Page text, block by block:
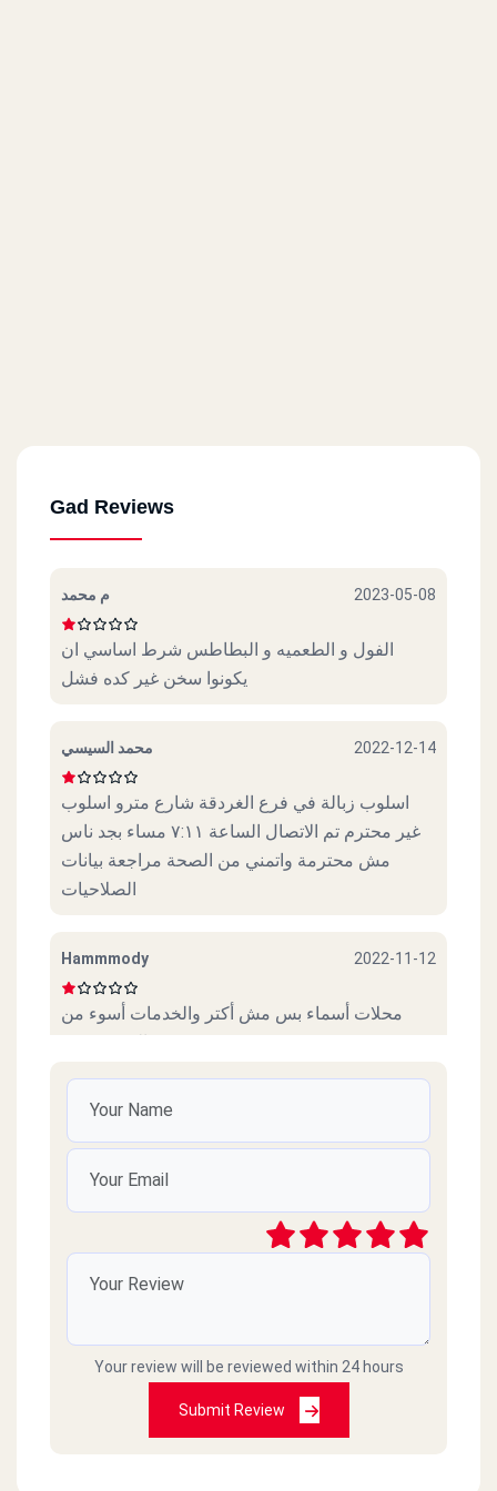
Gad Reviews
م محمد 2023-05-08
الفول و الطعميه و البطاطس شرط اساسي ان
يكونوا سخن غير كده فشل
محمد السيسي 2022-12-14
اسلوب زبالة في فرع الغردقة شارع مترو اسلوب
غير محترم تم الاتصال الساعة ٧:١١ مساء بجد ناس
مش محترمة واتمني من الصحة مراجعة بيانات
الصلاحيات
Hammmody 2022-11-12
محلات أسماء بس مش أكتر والخدمات أسوء من
محمد ابراهيم محمد
الفرع ادمي فاضي بس هو ده عيب الإدارة المصرية
فعلا حاجة تقرف 01093532250 ده رقمي
طلبنا اكل وماجاش وصارو ما يردو على التلفون
Your review will be reviewed within 24 hours
Submit Review